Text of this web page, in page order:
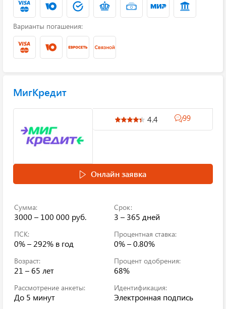
Варианты погашения:
МигКредит
4.4 99
Онлайн заявка
Сумма:
3000 – 100 000 руб.
Срок:
3 – 365 дней
ПСК:
0% – 292% в год
Процентная ставка:
0% – 0.80%
Возраст:
21 – 65 лет
Процент одобрения:
68%
Рассмотрение анкеты:
До 5 минут
Идентификация:
Электронная подпись